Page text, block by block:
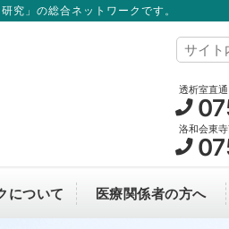
究」の総合ネットワークです。
透析室直通
洛和会東
について 医療関係者の方へ